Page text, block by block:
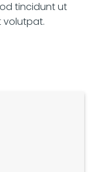
tincidunt ut
volutpat.